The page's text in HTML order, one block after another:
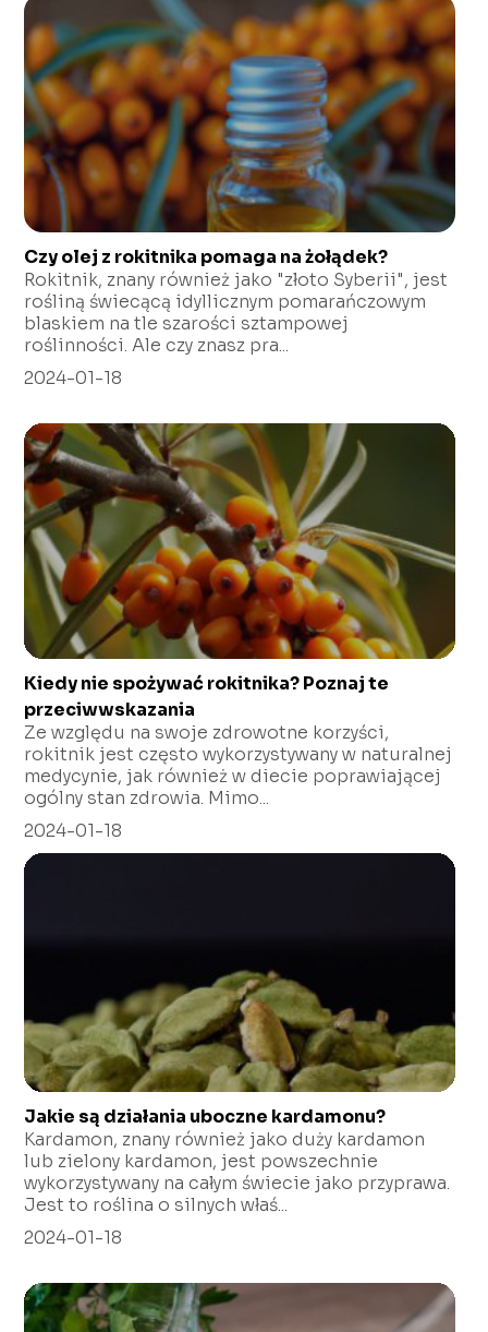
Czy olej z rokitnika pomaga na żołądek?
Rokitnik, znany również jako "złoto Syberii", jest
rośliną świecącą idyllicznym pomarańczowym
blaskiem na tle szarości sztampowej
roślinności. Ale czy znasz pra...
2024-01-18
Kiedy nie spożywać rokitnika? Poznaj te
przeciwwskazania
Ze względu na swoje zdrowotne korzyści,
rokitnik jest często wykorzystywany w naturalnej
medycynie, jak również w diecie poprawiającej
ogólny stan zdrowia. Mimo...
2024-01-18
Jakie są działania uboczne kardamonu?
Kardamon, znany również jako duży kardamon
lub zielony kardamon, jest powszechnie
wykorzystywany na całym świecie jako przyprawa.
Jest to roślina o silnych właś...
2024-01-18